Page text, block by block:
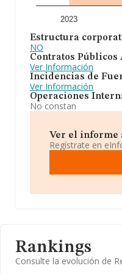
2023
Estructura
NO
Contratos Públicos
Ver Información
Incidencias de
Ver Información
Operaciones
No constan
Ver el informe
Regístrate en
Rankings
Consulte la evolución de